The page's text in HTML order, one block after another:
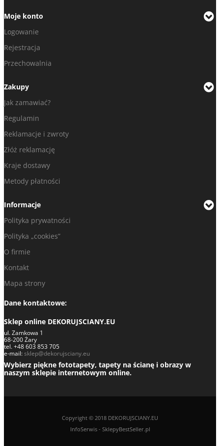
Moje konto
Logowanie
Rejestracja
Przechowalnia
Zakupy
Jak zamawiać?
Regulamin
Reklamacje i zwroty
Złóż reklamację
Kraje dostawy
Metody płatności
Informacje
Polityka prywatności
Polityka „cookies”
O firmie
Kontakt
Mapa strony
Dane kontaktowe:
Sklep online DEKORUJSCIANY.EU
ul. Zamkowa 1
68-200 Żary
tel. +48 603 853 705
e-mail:sklep@dekorujsciany.eu
Wybierz piękne fototapety, tapety na ścianę i obrazy w
naszym sklepie internetowym online.
Copyright © 2018 DEKORUJSCIANY.EU
InfoSerwis- SklepyBestSeller.pl